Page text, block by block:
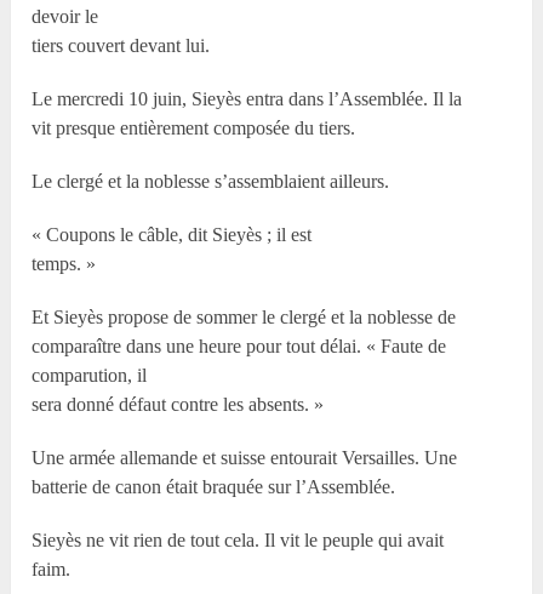
devoir le
tiers couvert devant lui.
Le mercredi 10 juin, Sieyès entra dans l’Assemblée. Il la
vit presque entièrement composée du tiers.
Le clergé et la noblesse s’assemblaient ailleurs.
« Coupons le câble, dit Sieyès ; il est
temps. »
Et Sieyès propose de sommer le clergé et la noblesse de
comparaître dans une heure pour tout délai. « Faute de
comparution, il
sera donné défaut contre les absents. »
Une armée allemande et suisse entourait Versailles. Une
batterie de canon était braquée sur l’Assemblée.
Sieyès ne vit rien de tout cela. Il vit le peuple qui avait
faim.